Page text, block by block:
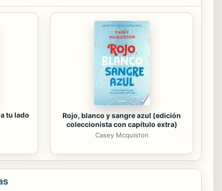
tu lado
Rojo, blanco y sangre azul (edición
coleccionista con capítulo extra)
Casey Mcquiston